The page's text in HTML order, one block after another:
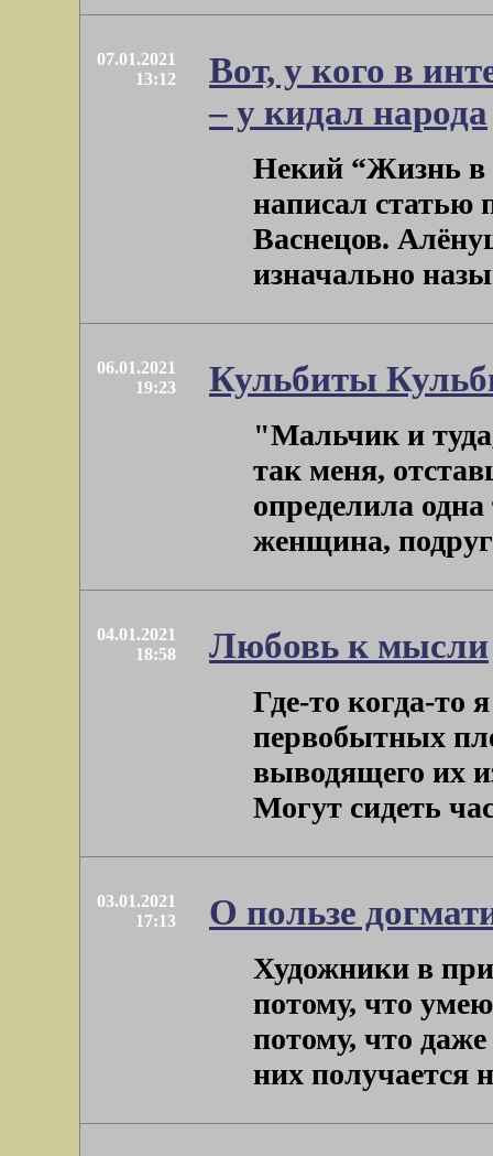
07.01.2021
13:12
Вот, у кого в
– у кидал народа
Некий “Жизнь в
написал статью
Васнецов.
изначально
06.01.2021
19:23
Кульбиты
"Мальчик и
так меня,
определила
женщина,
04.01.2021
18:58
Любовь к мысли
Где-то когда-то
первобытных
выводящего их
Могут сидеть
03.01.2021
17:13
О пользе
Художники в
потому, что
потому, что
них получается